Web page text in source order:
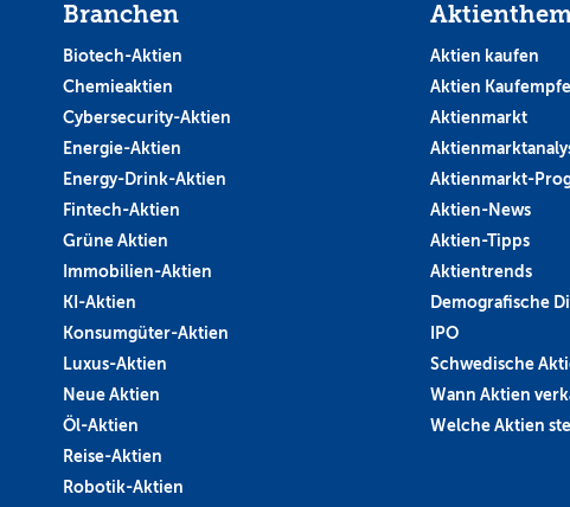
Branchen
Biotech-Aktien
Chemieaktien
Cybersecurity-Aktien
Energie-Aktien
Energy-Drink-Aktien
Fintech-Aktien
Grüne Aktien
Immobilien-Aktien
KI-Aktien
Konsumgüter-Aktien
Luxus-Aktien
Neue Aktien
Öl-Aktien
Reise-Aktien
Robotik-Aktien
Aktien kaufen
Aktien
Aktienmarkt
Aktienmarkt-
Aktien-News
Aktien-Tipps
Aktientrends
Demografische
IPO
Schwedische
Wann Aktien
Welche Aktien